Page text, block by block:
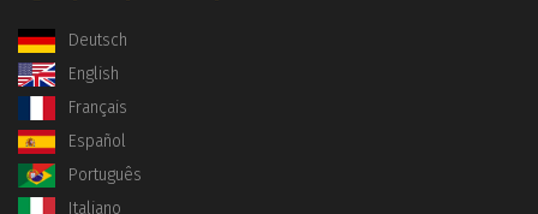
Deutsch
English
Français
Español
Português
Italiano